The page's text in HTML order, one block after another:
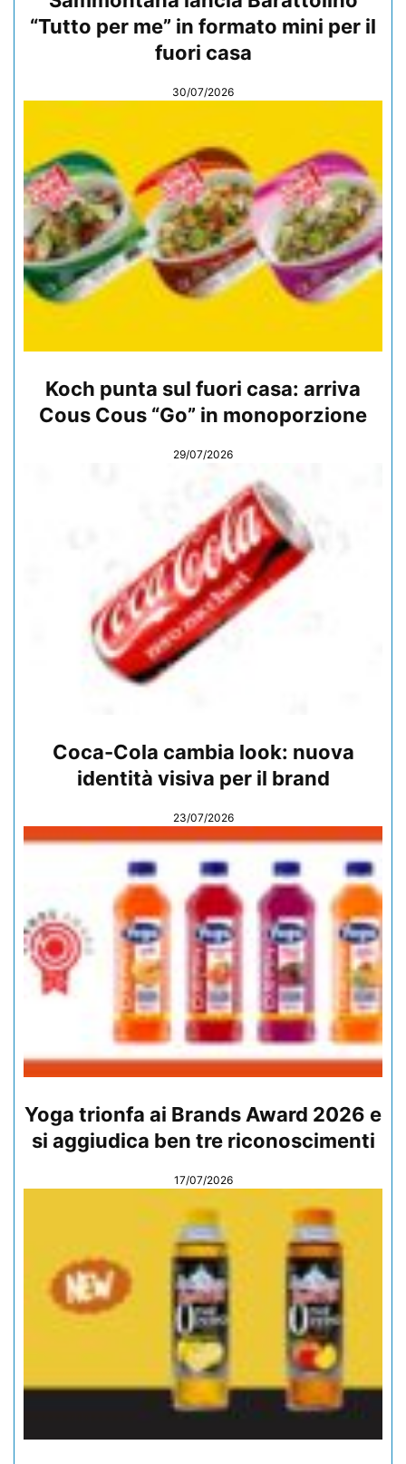
“Tutto per me” in formato mini per il
fuori casa
30/07/2026
Koch punta sul fuori casa: arriva
Cous Cous “Go” in monoporzione
29/07/2026
Coca-Cola cambia look: nuova
identità visiva per il brand
23/07/2026
Yoga trionfa ai Brands Award 2026 e
si aggiudica ben tre riconoscimenti
17/07/2026